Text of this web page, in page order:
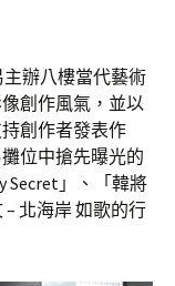
主辦八樓當代藝術
創作風氣，並以
創作者發表作
位中搶先曝光的
Secret」、「韓將
北海岸 如歌的行